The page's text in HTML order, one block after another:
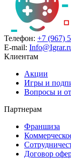
Телефон: +7 (967)
E-mail:
Клиентам
Акции
Игры и
Вопросы и
Партнерам
Франшиза
Договор